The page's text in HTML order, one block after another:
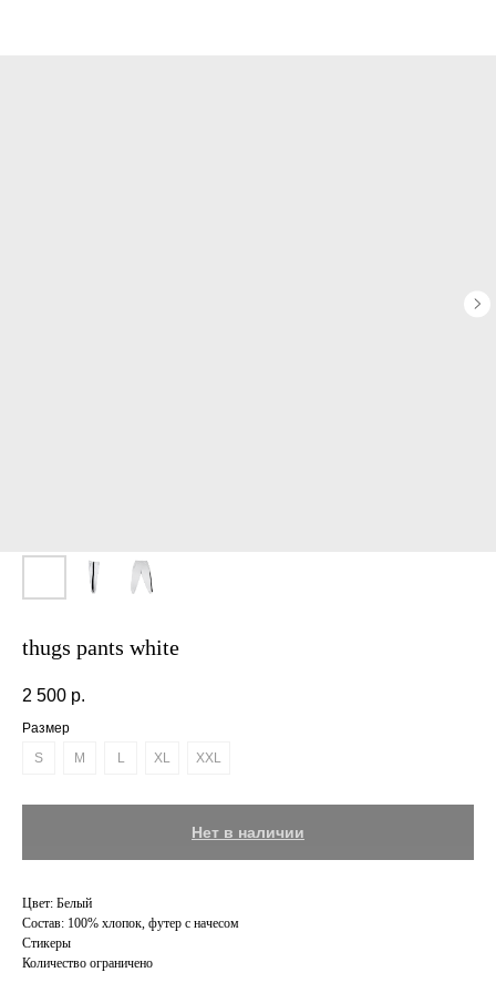
thugs pants white
2 500 р.
Размер
S
M L XL XXL
Нет в наличии
Цвет: Белый
Состав: 100% хлопок, футер с начесом
Стикеры
Количество ограничено